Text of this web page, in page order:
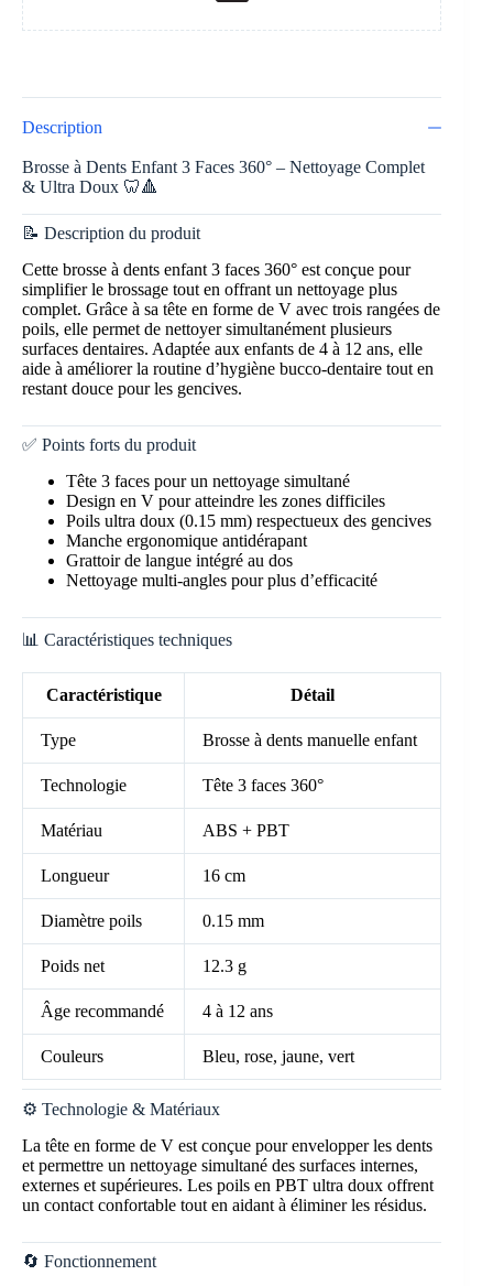
Description
Brosse à Dents Enfant 3 Faces 360° – Nettoyage Complet
& Ultra Doux 🦷🔺
📝 Description du produit
Cette brosse à dents enfant 3 faces 360° est conçue pour
simplifier le brossage tout en offrant un nettoyage plus
complet. Grâce à sa tête en forme de V avec trois rangées de
poils, elle permet de nettoyer simultanément plusieurs
surfaces dentaires. Adaptée aux enfants de 4 à 12 ans, elle
aide à améliorer la routine d’hygiène bucco-dentaire tout en
restant douce pour les gencives.
✅ Points forts du produit
Tête 3 faces pour un nettoyage simultané
Design en V pour atteindre les zones difficiles
Poils ultra doux (0.15 mm) respectueux des gencives
Manche ergonomique antidérapant
Grattoir de langue intégré au dos
Nettoyage multi-angles pour plus d’efficacité
📊 Caractéristiques techniques
Caractéristique Détail
Type Brosse à dents manuelle enfant
Technologie Tête 3 faces 360°
Matériau ABS + PBT
Longueur 16 cm
Diamètre poils 0.15 mm
Poids net 12.3 g
Âge recommandé 4 à 12 ans
Couleurs Bleu, rose, jaune, vert
⚙️ Technologie & Matériaux
La tête en forme de V est conçue pour envelopper les dents
et permettre un nettoyage simultané des surfaces internes,
externes et supérieures. Les poils en PBT ultra doux offrent
un contact confortable tout en aidant à éliminer les résidus.
🔄 Fonctionnement